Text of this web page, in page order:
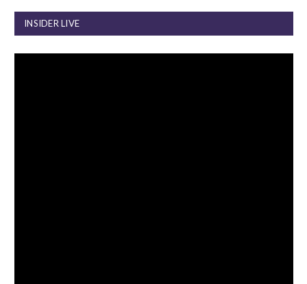
INSIDER LIVE